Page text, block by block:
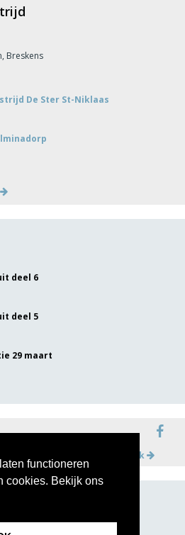
functioneren
cookies. Bekijk ons
Breskens
De Ster St-Niklaas
deel 6
deel 5
29 maart
Meer op facebook